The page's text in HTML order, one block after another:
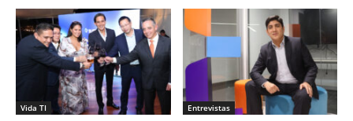
Vida TI Entrevistas